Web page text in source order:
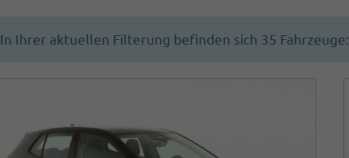
In Ihrer aktuellen Filterung befinden sich 35 Fahrzeuge: